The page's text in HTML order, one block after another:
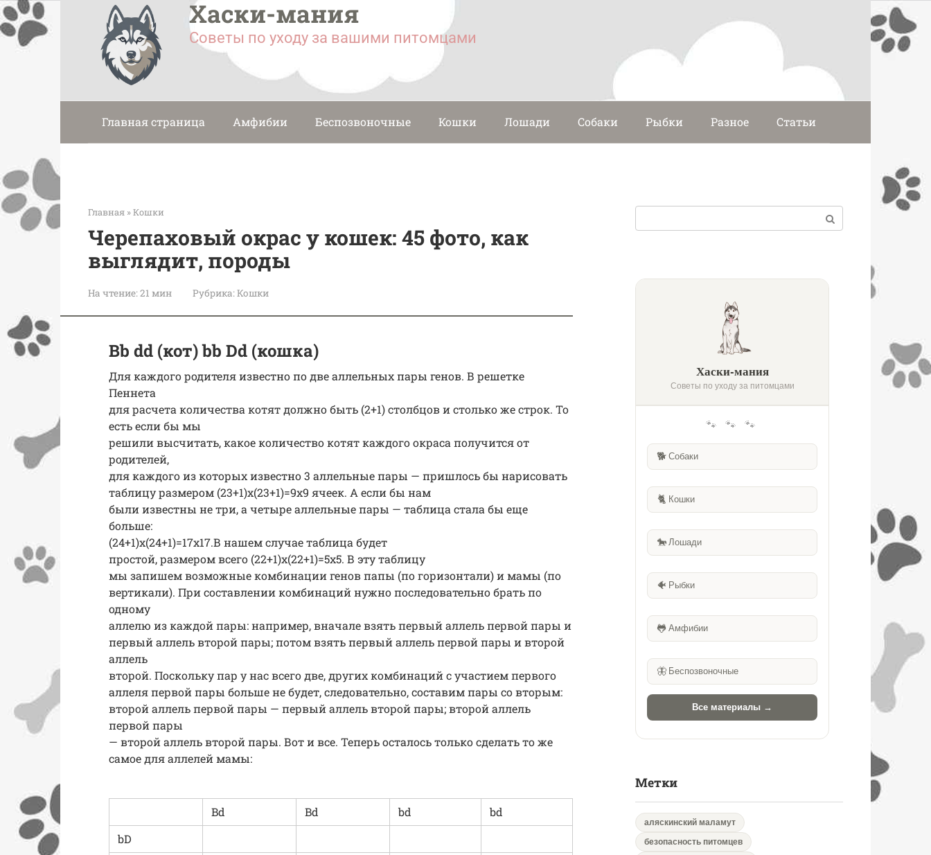
Перейти
к
контенту
Хаски-мания
Советы по уходу за вашими питомцами
Главная страница Амфибии Беспозвоночные Кошки Лошади Собаки Рыбки Разное Статьи
Главная »Кошки
Черепаховый окрас у кошек: 45 фото, как
выглядит, породы
На чтение:21 мин Рубрика:Кошки
Bb dd (кот) bb Dd (кошка)
Для каждого родителя известно по две аллельных пары генов. В решетке
Пеннета
для расчета количества котят должно быть (2+1) столбцов и столько же строк. То
есть если бы мы
решили высчитать, какое количество котят каждого окраса получится от
родителей,
для каждого из которых известно 3 аллельные пары — пришлось бы нарисовать
таблицу размером (23+1)x(23+1)=9х9 ячеек. А если бы нам
были известны не три, а четыре аллельные пары — таблица стала бы еще
больше:
(24+1)x(24+1)=17х17.В нашем случае таблица будет
простой, размером всего (22+1)x(22+1)=5х5. В эту таблицу
мы запишем возможные комбинации генов папы (по горизонтали) и мамы (по
вертикали). При составлении комбинаций нужно последовательно брать по
одному
аллелю из каждой пары: например, вначале взять первый аллель первой пары и
первый аллель второй пары; потом взять первый аллель первой пары и второй
аллель
второй. Поскольку пар у нас всего две, других комбинаций с участием первого
аллеля первой пары больше не будет, следовательно, составим пары со вторым:
второй аллель первой пары — первый аллель второй пары; второй аллель
первой пары
— второй аллель второй пары. Вот и все. Теперь осталось только сделать то же
самое для аллелей мамы:
Bd Bd bd
bd
bD
Хаски-мания
Советы по уходу за питомцами
🐾 🐾 🐾
🐕 Собаки
🐈 Кошки
🐎 Лошади
🐠 Рыбки
🐸 Амфибии
🦋 Беспозвоночные
Все материалы →
Метки
аляскинский маламут
безопасность питомцев